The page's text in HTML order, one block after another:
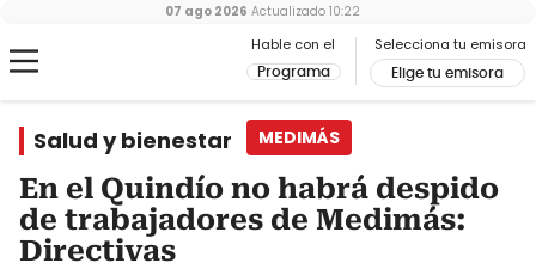
Hable con el
Programa
Selecciona tu emisora
Elige tu emisora
07 ago 2026 Actualizado 10:22
Salud y bienestar MEDIMÁS
En el Quindío no habrá despido
de trabajadores de Medimás:
Directivas